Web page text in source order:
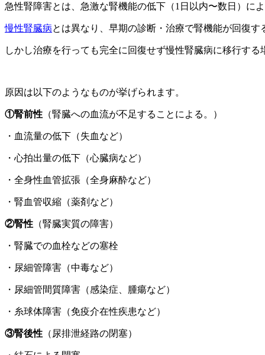
急性腎障害とは、急激な腎機能の低下（1日以内〜数日）に
慢性腎臓病とは異なり、早期の診断・治療で腎機能が回復す
しかし治療を行っても完全に回復せず慢性腎臓病に移行す
原因は以下のようなものが挙げられます。
①腎前性 （腎臓への血流が不足することによる。）
・血流量の低下（失血など）
・心拍出量の低下（心臓病など）
・全身性血管拡張（全身麻酔など）
・腎血管収縮（薬剤など）
②腎性 （腎臓実質の障害）
・腎臓での血栓などの塞栓
・尿細管障害（中毒など）
・尿細管間質障害（感染症、腫瘍など）
・糸球体障害（免疫介在性疾患など）
③腎後性 （尿排泄経路の閉塞）